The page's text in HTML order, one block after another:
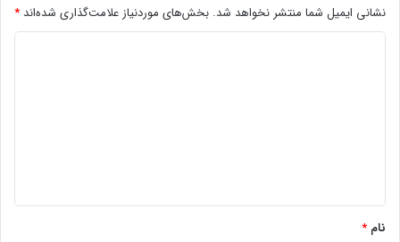
نشانی ایمیل شما منتشر نخواهد شد. بخش‌های موردنیاز علامت‌گذاری شده‌اند *
*
نام *